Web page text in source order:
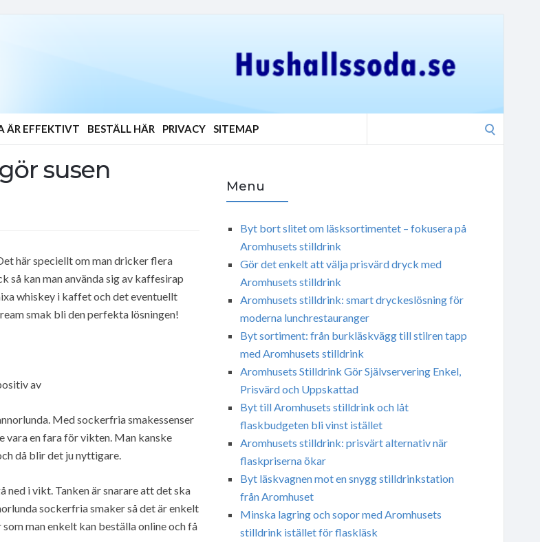
ÄR EFFEKTIVT BESTÄLL HÄR PRIVACY SITEMAP
susen
här speciellt om man dricker flera
så kan man använda sig av kaffesirap
whiskey i kaffet och det eventuellt
smak bli den perfekta lösningen!
av
Med sockerfria smakessenser
vara en fara för vikten. Man kanske
då blir det ju nyttigare.
i vikt. Tanken är snarare att det ska
sockerfria smaker så det är enkelt
man enkelt kan beställa online och få
Menu
Byt bort slitet om läsksortimentet – fokusera på
Aromhusets stilldrink
Gör det enkelt att välja prisvärd dryck med
Aromhusets stilldrink
Aromhusets stilldrink: smart dryckeslösning för
moderna lunchrestauranger
Byt sortiment: från burkläskvägg till stilren tapp
med Aromhusets stilldrink
Aromhusets Stilldrink Gör Självservering Enkel,
Prisvärd och Uppskattad
Byt till Aromhusets stilldrink och låt
flaskbudgeten bli vinst istället
Aromhusets stilldrink: prisvärt alternativ när
flaskpriserna ökar
Byt läskvagnen mot en snygg stilldrinkstation
från Aromhuset
Minska lagring och sopor med Aromhusets
stilldrink istället för flaskläsk